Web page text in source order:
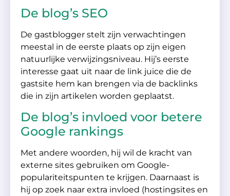
De blog’s SEO
De gastblogger stelt zijn verwachtingen
meestal in de eerste plaats op zijn eigen
natuurlijke verwijzingsniveau. Hij’s eerste
interesse gaat uit naar de link juice die de
gastsite hem kan brengen via de backlinks
die in zijn artikelen worden geplaatst.
De blog’s invloed voor betere
Google rankings
Met andere woorden, hij wil de kracht van
externe sites gebruiken om Google-
populariteitspunten te krijgen. Daarnaast is
hij op zoek naar extra invloed (hostingsites en